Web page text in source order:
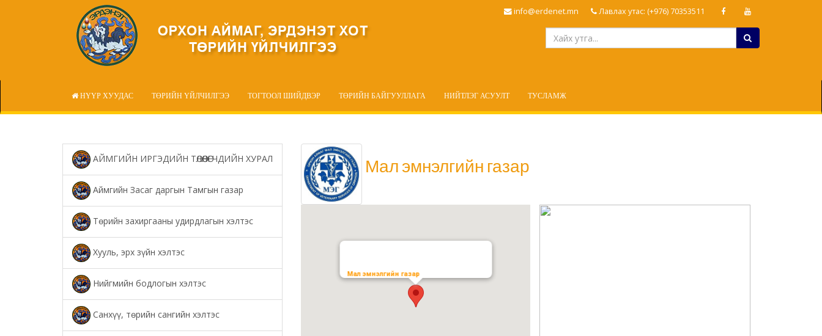
info@erdenet.mn Лавлах утас: (+976) 70353511
НҮҮР ХУУДАС ТӨРИЙН ҮЙЛЧИЛГЭЭ ТОГТООЛ ШИЙДВЭР ТӨРИЙН БАЙГУУЛЛАГА НИЙТЛЭГ АСУУЛТ ТУСЛАМЖ
АЙМГИЙН ИРГЭДИЙН ТӨЛӨӨЛӨГЧДИЙН ХУРАЛ
Аймгийн Засаг даргын Тамгын газар
Төрийн захиргааны удирдлагын хэлтэс
Хууль, эрх зүйн хэлтэс
Нийгмийн бодлогын хэлтэс
Санхүү, төрийн сангийн хэлтэс
Мал эмнэлгийн газар
Мал эмнэлгийн газар